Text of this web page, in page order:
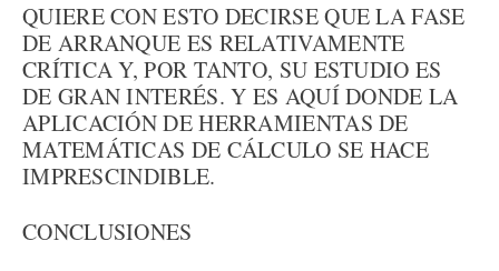
QUIERE CON ESTO DECIRSE QUE LA FASE
DE ARRANQUE ES RELATIVAMENTE
CRÍTICA Y, POR TANTO, SU ESTUDIO ES
DE GRAN INTERÉS. Y ES AQUÍ DONDE LA
APLICACIÓN DE HERRAMIENTAS DE
MATEMÁTICAS DE CÁLCULO SE HACE
IMPRESCINDIBLE.
CONCLUSIONES